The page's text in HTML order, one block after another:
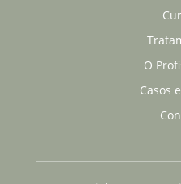
O
Casos